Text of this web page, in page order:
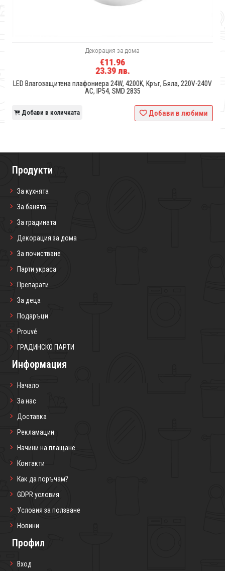
Декорация за дома
€11.96
23.39 лв.
LED Влагозащитена плафониера 24W, 4200K, Kръг, Бяла, 220V-240V
AC, IP54, SMD 2835
Добави в количката Добави в любими
Продукти
За кухнята
За банята
За градината
Декорация за дома
За почистване
Парти украса
Препарати
За деца
Подаръци
Prouvé
ГРАДИНСКО ПАРТИ
Информация
Начало
За нас
Доставка
Рекламации
Начини на плащане
Контакти
Как да поръчам?
GDPR условия
Условия за ползване
Новини
Профил
Вход